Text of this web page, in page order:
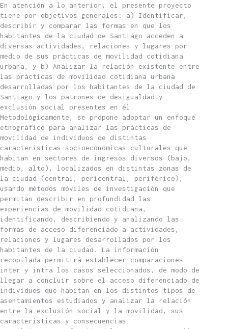
En atención a lo anterior, el presente proyecto
tiene por objetivos generales: a) Identificar,
describir y comparar las formas en que los
habitantes de la ciudad de Santiago acceden a
diversas actividades, relaciones y lugares por
medio de sus prácticas de movilidad cotidiana
urbana, y b) Analizar la relación existente entre
las prácticas de movilidad cotidiana urbana
desarrolladas por los habitantes de la ciudad de
Santiago y los patrones de desigualdad y
exclusión social presentes en él.
Metodológicamente, se propone adoptar un enfoque
etnográfico para analizar las prácticas de
movilidad de individuos de distintas
características socioeconómicas-culturales que
habitan en sectores de ingresos diversos (bajo,
medio, alto), localizados en distintas zonas de
la ciudad (central, pericentral, periférico),
usando métodos móviles de investigación que
permitan describir en profundidad las
experiencias de movilidad cotidiana,
identificando, describiendo y analizando las
formas de acceso diferenciado a actividades,
relaciones y lugares desarrollados por los
habitantes de la ciudad. La información
recopilada permitirá establecer comparaciones
inter y intra los casos seleccionados, de modo de
llegar a concluir sobre el acceso diferenciado de
individuos que habitan en los distintos tipos de
asentamientos estudiados y analizar la relación
entre la exclusión social y la movilidad, sus
características y consecuencias.